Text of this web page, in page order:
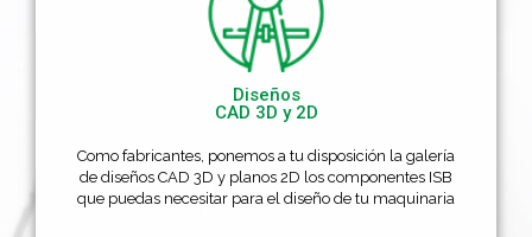
Diseños
CAD 3D y 2D
Como fabricantes, ponemos a tu disposición la galería
de diseños CAD 3D y planos 2D los componentes ISB
que puedas necesitar para el diseño de tu maquinaria